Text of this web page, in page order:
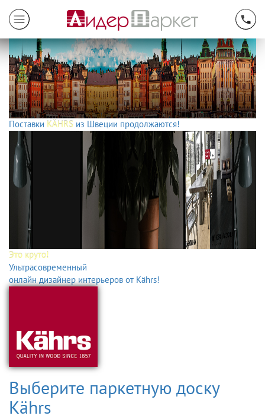
Поставки KÄHRS из Швеции продолжаются!
Это круто!
Ультрасовременный
онлайн дизайнер интерьеров от Kährs!
Выберите паркетную доску
Kährs